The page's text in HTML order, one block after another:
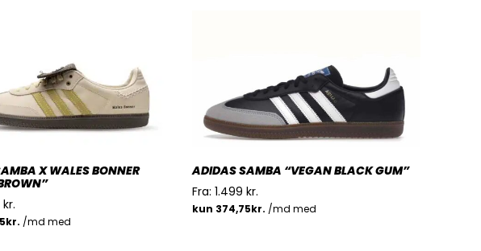
X WALES BONNER
kr.
ADIDAS SAMBA “VEGAN BLACK GUM”
Fra: 1.499 kr.